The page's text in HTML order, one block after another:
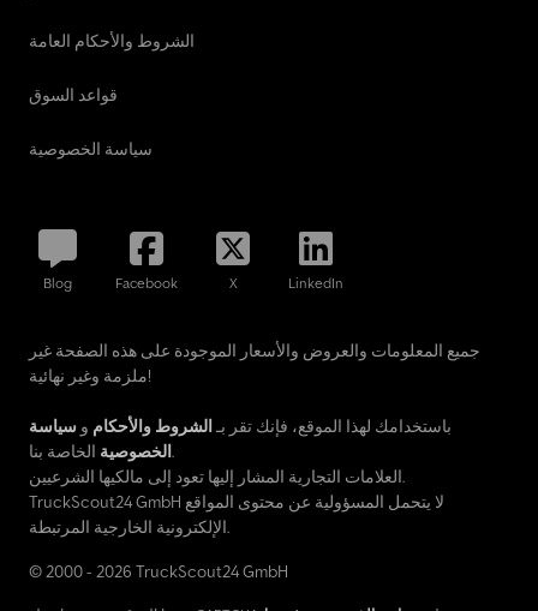
الشروط والأحكام العامة
قواعد السوق
سياسة الخصوصية
Blog Facebook X LinkedIn
جميع المعلومات والعروض والأسعار الموجودة على هذه الصفحة غير
ملزمة وغير نهائية!
باستخدامك لهذا الموقع، فإنك تقر بـ الشروط والأحكام و سياسة
الخصوصيةالخاصة بنا.
العلامات التجارية المشار إليها تعود إلى مالكيها الشرعيين.
TruckScout24 GmbH لا يتحمل المسؤولية عن محتوى المواقع
الإلكترونية الخارجية المرتبطة.
© 2000 - 2026 TruckScout24 GmbH